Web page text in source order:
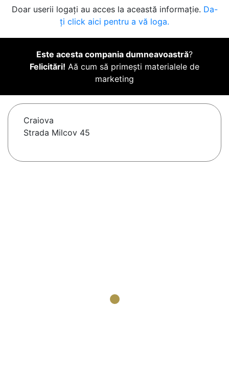
Doar userii logați au acces la această informație. Da-
ți click aici pentru a vă loga.
Este acesta compania dumneavoastră?
Felicitări! Aă cum să primești materialele de
marketing
Craiova
Strada Milcov 45